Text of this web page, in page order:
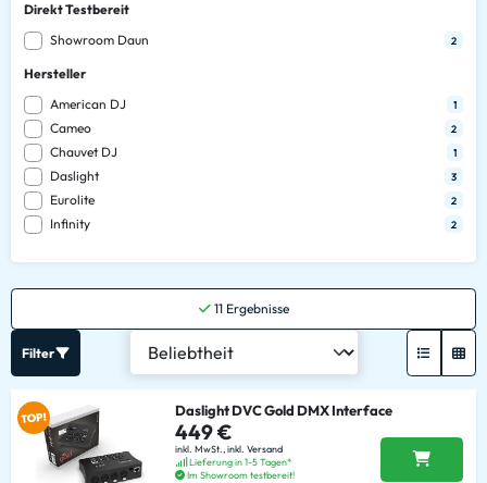
Direkt Testbereit
Showroom Daun
2
Hersteller
American DJ
1
Cameo 2
Chauvet DJ 1
Daslight 3
Eurolite 2
Infinity 2
11Ergebnisse
Filter
Daslight DVC Gold DMX Interface
449 €
inkl. MwSt., inkl. Versand
Lieferung in 1-5 Tagen*
Im Showroom testbereit!